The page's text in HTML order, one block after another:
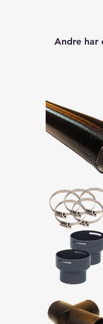
Andre har